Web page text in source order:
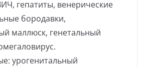
гепатиты, венерические
бородавки,
маллюск, генетальный
урогенитальный